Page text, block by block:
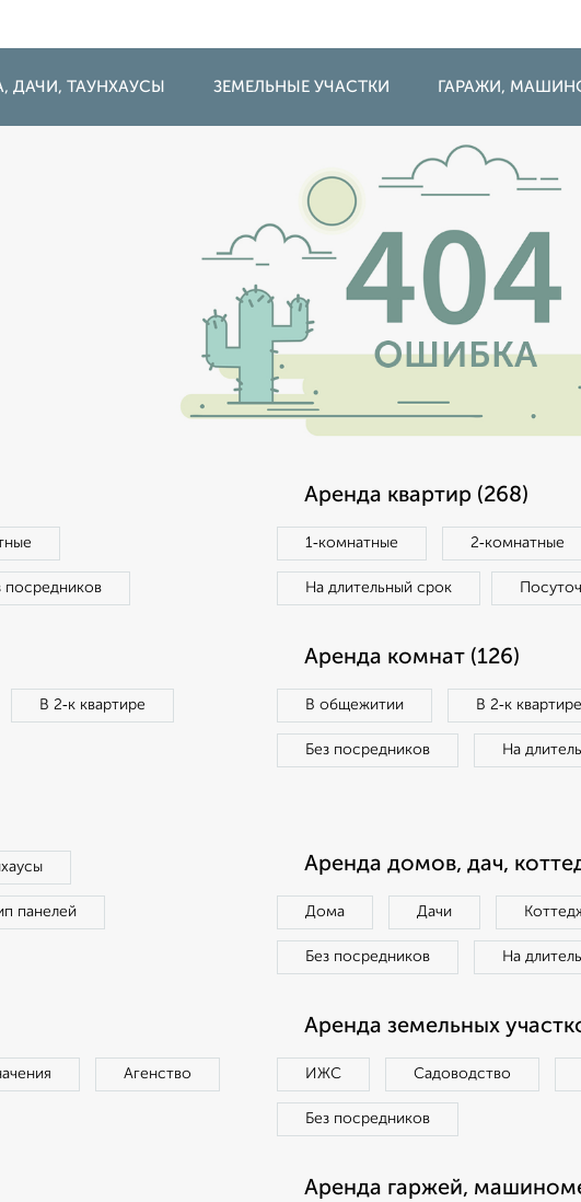
ДАЧИ, ТАУНХАУСЫ ЗЕМЕЛЬНЫЕ УЧАСТКИ ГАРАЖИ,
посредников
Аренда квартир (268)
1‑комнатные 2‑комнатные
На длительный срок
В 2‑к квартире
Аренда комнат (126)
В общежитии В 2‑к квартире
Без посредников На
панелей
Аренда домов, дач,
Дома Дачи
Без посредников На
Агенство
Аренда земельных
ИЖС Садоводство
Без посредников
Аренда гаржей,